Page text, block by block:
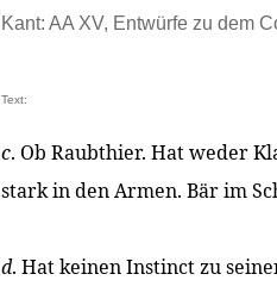
Kant: AA XV, Entwürfe zu dem
Text:
c. Ob Raubthier. Hat weder
stark in den Armen. Bär im
d. Hat keinen Instinct zu